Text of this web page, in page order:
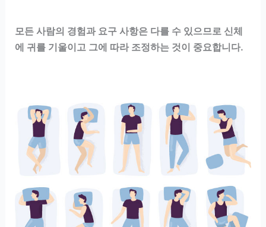
모든 사람의 경험과 요구 사항은 다를 수 있으므로 신체
에 귀를 기울이고 그에 따라 조정하는 것이 중요합니다.